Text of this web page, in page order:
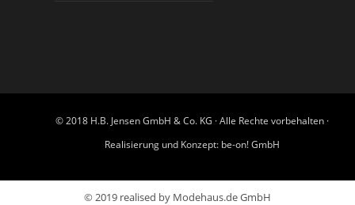
© 2018 H.B. Jensen GmbH & Co. KG · Alle Rechte vorbehalten ·
Realisierung und Konzept: be-on! GmbH
© 2019 realised by Modehaus.de GmbH